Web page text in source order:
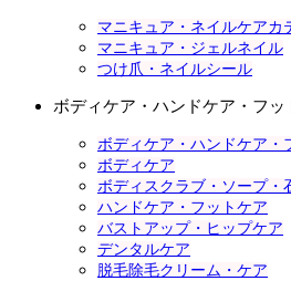
マニキュア・ネイルケアカ
マニキュア・ジェルネイル
つけ爪・ネイルシール
ボディケア・ハンドケア・フッ
ボディケア・ハンドケア・
ボディケア
ボディスクラブ・ソープ・
ハンドケア・フットケア
バストアップ・ヒップケア
デンタルケア
脱毛除毛クリーム・ケア